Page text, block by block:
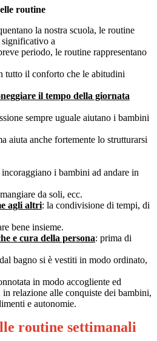
routine
la nostra scuola, le routine
a
periodo, le routine rappresentano
tutto il conforto che le abitudini
il tempo della giornata
sempre uguale aiutano i bambini
aiuta anche fortemente lo strutturarsi
incoraggiano i bambini ad andare in
da soli, ecc.
agli altri: la condivisione di tempi, di
bene insieme.
e cura della persona: prima di
bagno si è vestiti in modo ordinato,
in modo accogliente ed
relazione alle conquiste dei bambini,
e autonomie.
routine settimanali